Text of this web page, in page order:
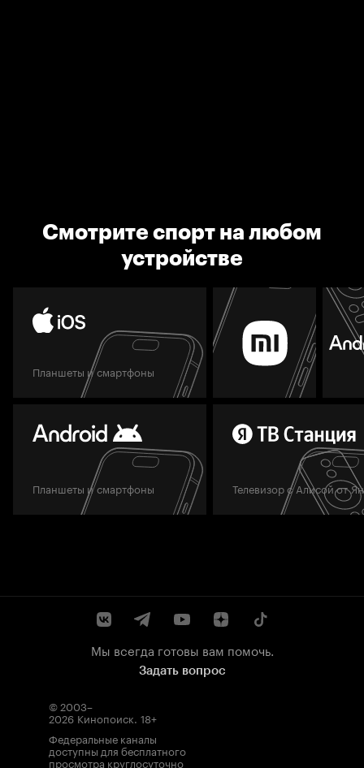
Смотрите спорт на любом
устройстве
Планшеты и смартфоны
Планшеты и смартфоны Телевизор с Алисой от
Мы всегда готовы вам помочь.
Задать вопрос
© 2003–
2026 Кинопоиск. 18+
Федеральные каналы
доступны для бесплатного
просмотра круглосуточно